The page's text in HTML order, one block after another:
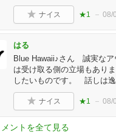
ナイス ★1 08/
はる
Blue Hawaii♪さん 誠実な
は受け取る側の立場もあり
したいものです。 話しは
ナイス ★1 08/
ントを全て見る